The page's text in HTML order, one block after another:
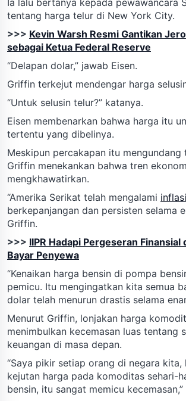
tentang harga telur di New York City.
>>> Kevin Warsh Resmi Gantikan
sebagai Ketua Federal Reserve
“Delapan dolar,” jawab Eisen.
Griffin terkejut mendengar harga
“Untuk selusin telur?” katanya.
Eisen membenarkan bahwa harga itu
tertentu yang dibelinya.
Meskipun percakapan itu mengundang
Griffin menekankan bahwa tren
mengkhawatirkan.
“Amerika Serikat telah mengalami inflasi
berkepanjangan dan persisten selama
Griffin.
>>> IIPR Hadapi Pergeseran Finansial
Bayar Penyewa
“Kenaikan harga bensin di pompa
pemicu. Itu mengingatkan kita semua
dolar telah menurun drastis selama
Menurut Griffin, lonjakan harga
menimbulkan kecemasan luas tentang
keuangan di masa depan.
“Saya pikir setiap orang di negara kita,
kejutan harga pada komoditas sehari-
bensin, itu sangat memicu